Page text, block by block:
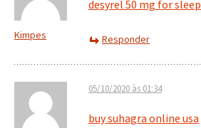
Kimpes
desyrel 50 mg for sleep
Responder
05/10/2020 às 01:34
buy suhagra online usa